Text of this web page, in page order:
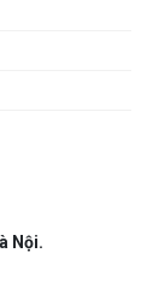
Nội.